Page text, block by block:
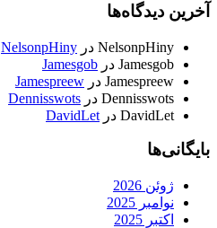
آخرین دیدگاه‌ها
NelsonpHiny در NelsonpHiny
Jamesgob در Jamesgob
Jamespreew در Jamespreew
Dennisswots در Dennisswots
DavidLet در DavidLet
بایگانی‌ها
ژوئن 2026
نوامبر 2025
اکتبر 2025